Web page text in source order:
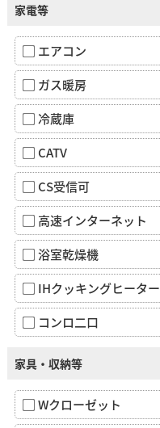
家電等
エアコン
ガス暖房
冷蔵庫
CATV
CS受信可
高速インターネット
浴室乾燥機
IHクッキングヒーター
コンロ二口
家具・収納等
Wクローゼット